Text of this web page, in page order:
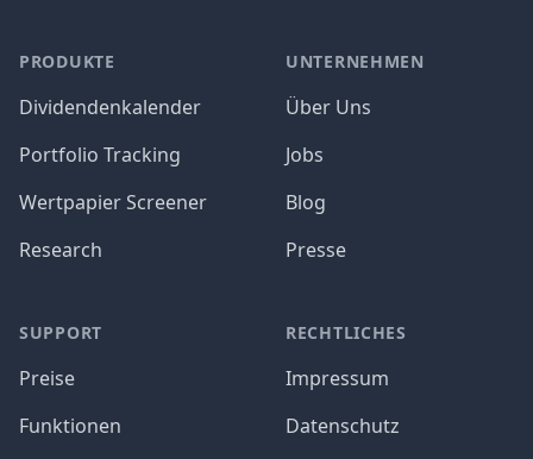
PRODUKTE
Dividendenkalender
Portfolio Tracking
Wertpapier Screener
Research
SUPPORT
Preise
Funktionen
UNTERNEHMEN
Über Uns
Jobs
Blog
Presse
RECHTLICHES
Impressum
Datenschutz